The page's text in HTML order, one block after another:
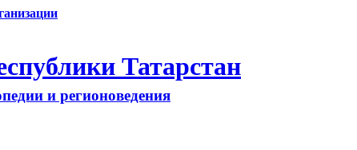
Татарстан
и регионоведения